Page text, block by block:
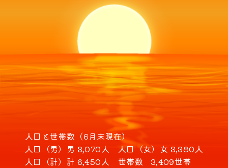
人口と世帯数（6月末現在）
人口（男） 男 3,070人 人口（女） 女 3,380人
人口（計） 計 6,450人 世帯数 3,409世帯